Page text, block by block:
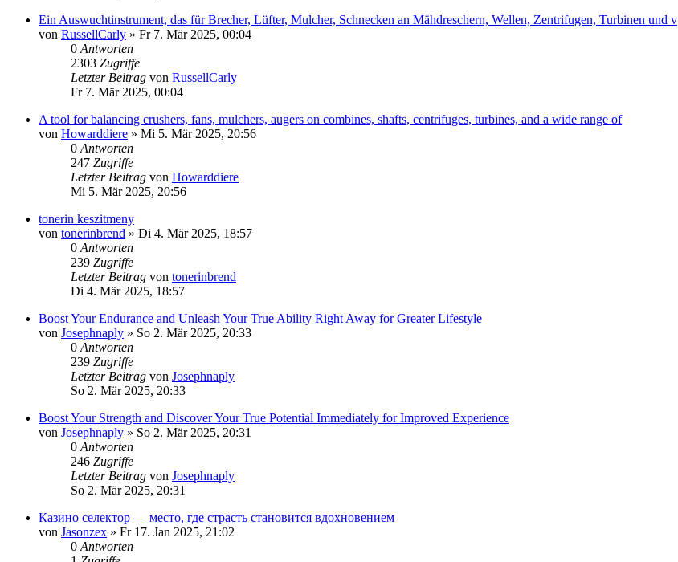
Ein Auswuchtinstrument, das für Brecher, Lüfter, Mulcher, Schnecken an Mähdreschern, Wellen, Zentrifugen, Turbinen und v
von RussellCarly » Fr 7. Mär 2025, 00:04
0 Antworten
2303 Zugriffe
Letzter Beitrag von RussellCarly
Fr 7. Mär 2025, 00:04
A tool for balancing crushers, fans, mulchers, augers on combines, shafts, centrifuges, turbines, and a wide range of
von Howarddiere » Mi 5. Mär 2025, 20:56
0 Antworten
247 Zugriffe
Letzter Beitrag von Howarddiere
Mi 5. Mär 2025, 20:56
tonerin keszitmeny
von tonerinbrend » Di 4. Mär 2025, 18:57
0 Antworten
239 Zugriffe
Letzter Beitrag von tonerinbrend
Di 4. Mär 2025, 18:57
Boost Your Endurance and Unleash Your True Ability Right Away for Greater Lifestyle
von Josephnaply » So 2. Mär 2025, 20:33
0 Antworten
239 Zugriffe
Letzter Beitrag von Josephnaply
So 2. Mär 2025, 20:33
Boost Your Strength and Discover Your True Potential Immediately for Improved Experience
von Josephnaply » So 2. Mär 2025, 20:31
0 Antworten
246 Zugriffe
Letzter Beitrag von Josephnaply
So 2. Mär 2025, 20:31
Казино селектор — место, где страсть становится вдохновением
von Jasonzex » Fr 17. Jan 2025, 21:02
0 Antworten